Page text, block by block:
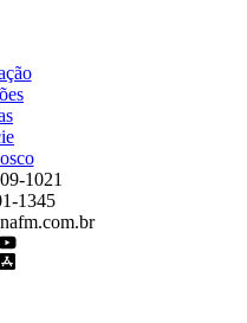
1021
1345